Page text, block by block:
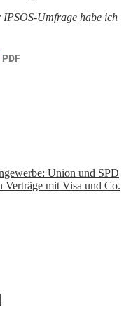
IPSOS-Umfrage habe ich
Union und SPD
Verträge mit Visa und Co.